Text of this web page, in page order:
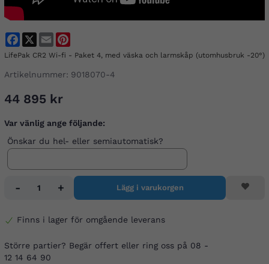
FacebookEmail
LifePak CR2 Wi-fi - Paket 4, med väska och larmskåp (utomhusbruk -20°)
Artikelnummer: 9018070-4
44 895 kr
Var vänlig ange följande:
Önskar du hel- eller semiautomatisk?
- + Lägg i varukorgen
Finns i lager för omgående leverans
Större partier? Begär offert eller ring oss på 08 -
12 14 64 90